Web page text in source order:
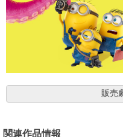
販売
関連作品情報